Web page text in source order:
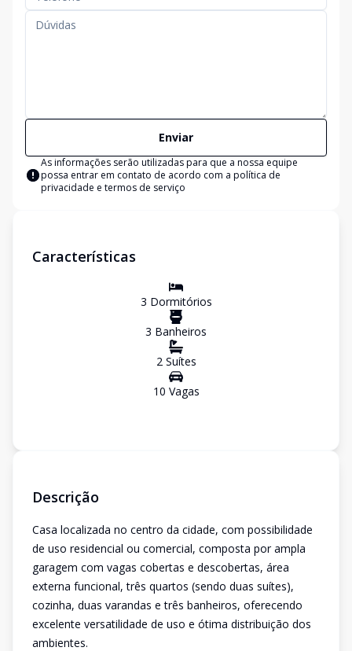
Enviar
As informações serão utilizadas para que a nossa equipe
possa entrar em contato de acordo com a política de
privacidade e termos de serviço
Características
3 Dormitórios
3 Banheiros
2Suítes
10 Vagas
Descrição
Casa localizada no centro da cidade, com possibilidade
de uso residencial ou comercial, composta por ampla
garagem com vagas cobertas e descobertas, área
externa funcional, três quartos (sendo duas suítes),
cozinha, duas varandas e três banheiros, oferecendo
excelente versatilidade de uso e ótima distribuição dos
ambientes.